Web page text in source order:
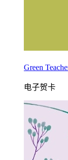
Green
电子贺卡